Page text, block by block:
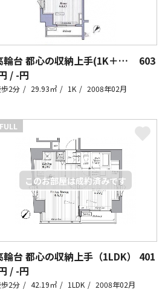
高輪台 都心の収納上手(1K＋ロフト)
603
/ -円
2分 29.93㎡ 1K 2008年02月
FULL
輪台 都心の収納上手（1LDK）
401
/ -円
2分 42.19㎡ 1LDK 2008年02月